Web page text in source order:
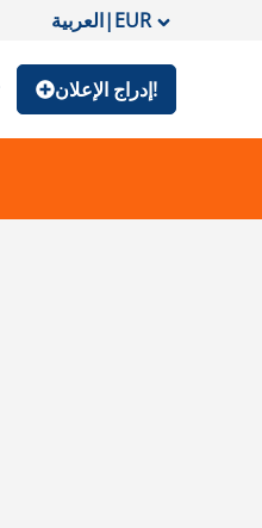
العربية|EUR
إدراج الإعلان!